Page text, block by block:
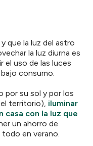
que la luz del astro
la luz diurna es
el uso de las luces
consumo.
por su sol y por los
territorio), iluminar
casa con la luz que
un ahorro de
en verano.